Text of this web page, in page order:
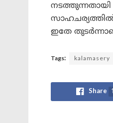
നടത്തുന്നതായി
സാഹചര്യത്തിൽ
ഇതേ
Tags: kalamasery
Share 1